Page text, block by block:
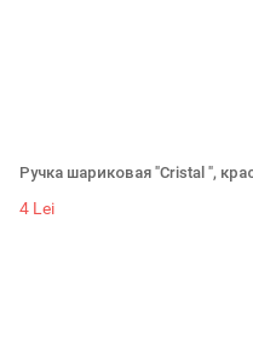
Ручка шариковая "Cristal ",
4 Lei